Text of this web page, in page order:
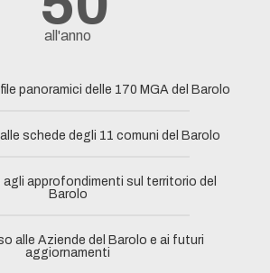
all'anno
panoramici delle 170 MGA del Barolo
schede degli 11 comuni del Barolo​
approfondimenti sul territorio del
Barolo
alle Aziende del Barolo e ai futuri
aggiornamenti